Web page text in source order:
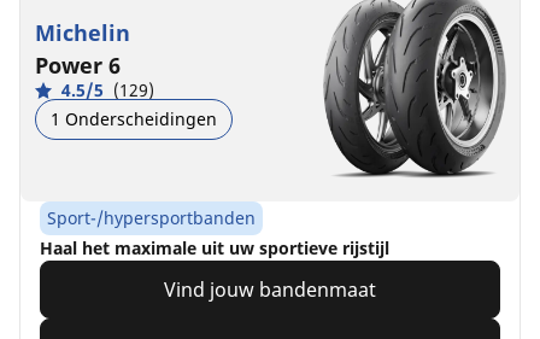
Michelin
Power 6
4.5/5 (129)
1 Onderscheidingen
Sport-/hypersportbanden
Haal het maximale uit uw sportieve rijstijl
Vind jouw bandenmaat